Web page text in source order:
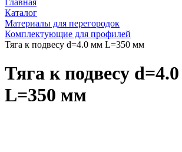
Главная
Каталог
Материалы для перегородок
Комплектующие для профилей
Тяга к подвесу d=4.0 мм L=350 мм
Тяга к подвесу
L=350 мм